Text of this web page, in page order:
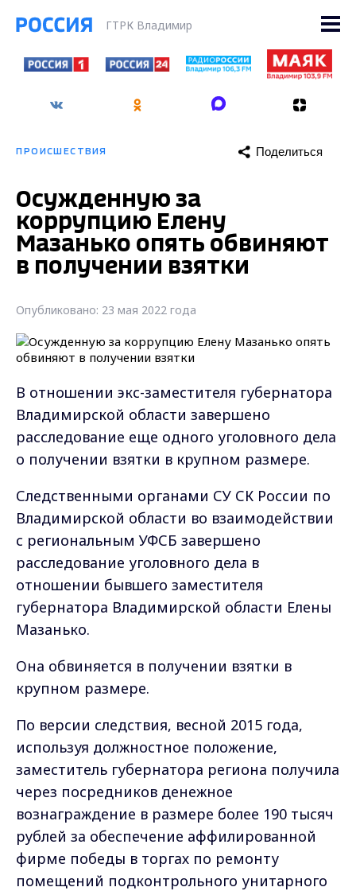
ГТРК Владимир
ПРОИСШЕСТВИЯ Поделиться
Осужденную за
коррупцию Елену
Мазанько опять обвиняют
в получении взятки
Опубликовано: 23 мая 2022 года
В отношении экс-заместителя губернатора
Владимирской области завершено
расследование еще одного уголовного дела
о получении взятки в крупном размере.
Следственными органами СУ СК России по
Владимирской области во взаимодействии
с региональным УФСБ завершено
расследование уголовного дела в
отношении бывшего заместителя
губернатора Владимирской области Елены
Мазанько.
Она обвиняется в получении взятки в
крупном размере.
По версии следствия, весной 2015 года,
используя должностное положение,
заместитель губернатора региона получила
через посредников денежное
вознаграждение в размере более 190 тысяч
рублей за обеспечение аффилированной
фирме победы в торгах по ремонту
помещений подконтрольного унитарного